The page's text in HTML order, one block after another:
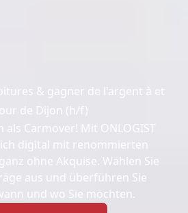
& gagner de l'argent à et
de Dijon (h/f)
als Carmover! Mit ONLOGIST
digital mit renommierten
ohne Akquise. Wählen Sie
aus und überführen Sie
und wo Sie möchten.